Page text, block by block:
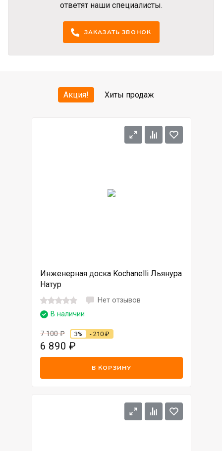
ответят наши специалисты.
ЗАКАЗАТЬ ЗВОНОК
Акция! Хиты продаж
Инженерная доска Kochanelli Льянура
Натур
Нет отзывов
В наличии
7 100₽ 3% - 210 ₽
6 890 ₽
В КОРЗИНУ